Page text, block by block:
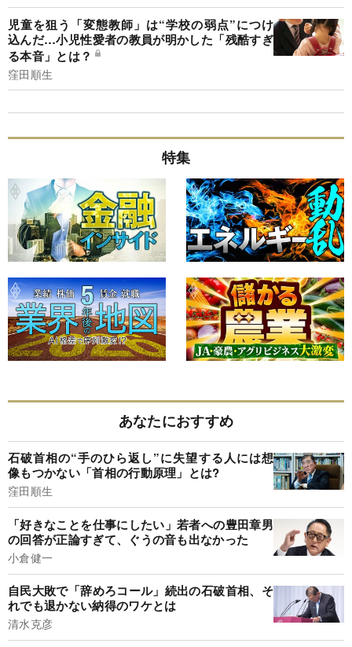
児童を狙う「変態教師」は“学校の弱点”につけ
込んだ…小児性愛者の教員が明かした「残酷すぎ
る本音」とは？
窪田順生
特集
あなたにおすすめ
石破首相の“手のひら返し”に失望する人には想
像もつかない「首相の行動原理」とは?
窪田順生
「好きなことを仕事にしたい」若者への豊田章男
の回答が正論すぎて、ぐうの音も出なかった
小倉健一
自民大敗で「辞めろコール」続出の石破首相、そ
れでも退かない納得のワケとは
清水克彦